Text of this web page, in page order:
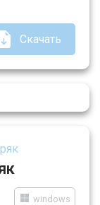
Скачать
windows